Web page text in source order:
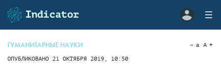
ГУМАНИТАРНЫЕ НАУКИ
ОПУБЛИКОВАНО 21 ОКТЯБРЯ 2019, 10:50
a A